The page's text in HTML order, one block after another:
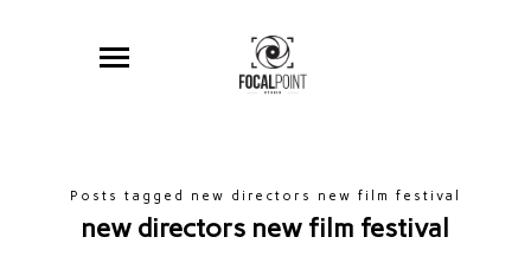
Posts tagged new directors new film festival
new directors new film festival